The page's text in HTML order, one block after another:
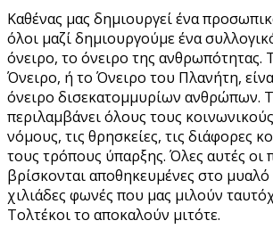
Καθένας μας δημιουργεί ένα
όλοι μαζί δημιουργούμε ένα
όνειρο, το όνειρο της ανθρωπότητας.
Όνειρο, ή το Όνειρο του Πλανήτη,
όνειρο δισεκατομμυρίων ανθρώπων.
περιλαμβάνει όλους τους
νόμους, τις θρησκείες, τις διάφορες
τους τρόπους ύπαρξης. Όλες αυτές οι
βρίσκονται αποθηκευμένες στο μυαλό
χιλιάδες φωνές που μας μιλούν
Τολτέκοι το αποκαλούν μιτότε.